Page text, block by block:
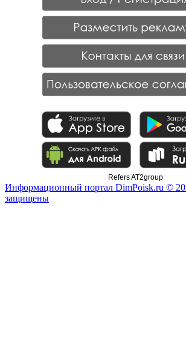
Refers AT2group
Информационный портал DimPoisk.ru ©
защищены